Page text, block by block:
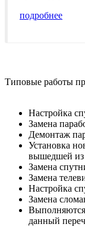
подробнее
Типовые работы
Настройка
Замена
Демонтаж
Установка
вышедшей из
Замена
Замена
Настройка
Замена
данный